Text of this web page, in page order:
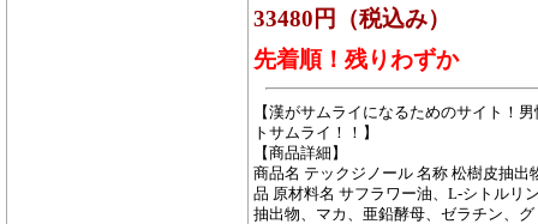
33480円（税込み）
先着順！残りわずか
【漢がサムライになるためのサイト！
トサムライ！！】
【商品詳細】
商品名 テックジノール 名称 松樹皮抽出
品 原材料名 サフラワー油、L-シトルリ
抽出物、マカ、亜鉛酵母、ゼラチン、グ